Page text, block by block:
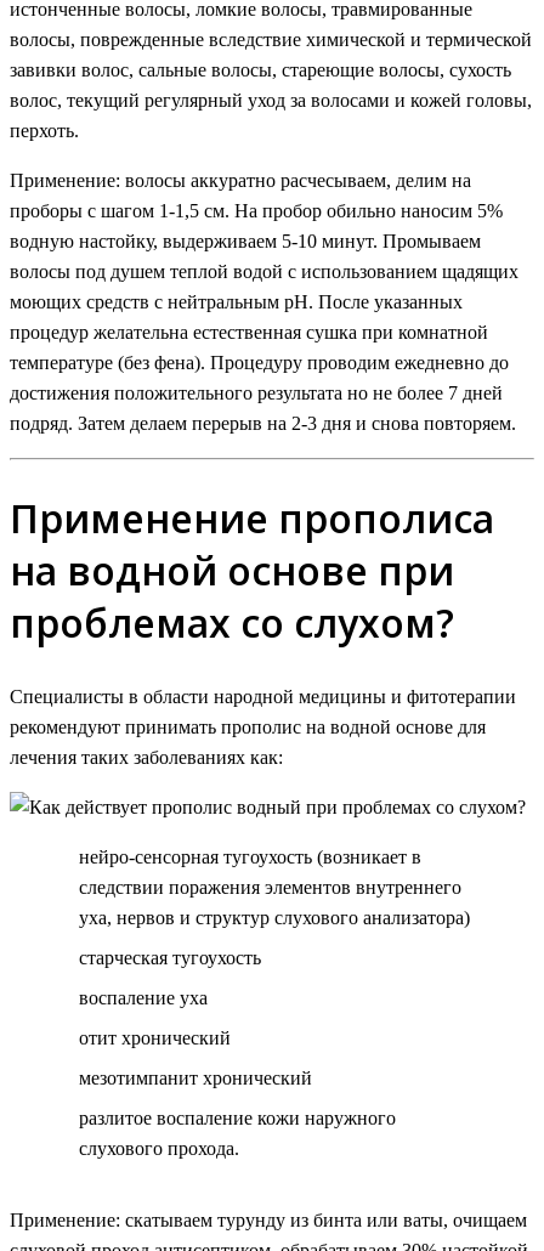
истонченные волосы, ломкие волосы, травмированные
волосы, поврежденные вследствие химической и термической
завивки волос, сальные волосы, стареющие волосы, сухость
волос, текущий регулярный уход за волосами и кожей головы,
перхоть.
Применение: волосы аккуратно расчесываем, делим на
проборы с шагом 1-1,5 см. На пробор обильно наносим 5%
водную настойку, выдерживаем 5-10 минут. Промываем
волосы под душем теплой водой с использованием щадящих
моющих средств с нейтральным pH. После указанных
процедур желательна естественная сушка при комнатной
температуре (без фена). Процедуру проводим ежедневно до
достижения положительного результата но не более 7 дней
подряд. Затем делаем перерыв на 2-3 дня и снова повторяем.
Применение прополиса
на водной основе при
проблемах со слухом?
Специалисты в области народной медицины и фитотерапии
рекомендуют принимать прополис на водной основе для
лечения таких заболеваниях как:
нейро-сенсорная тугоухость (возникает в
следствии поражения элементов внутреннего
уха, нервов и структур слухового анализатора)
старческая тугоухость
воспаление уха
отит хронический
мезотимпанит хронический
разлитое воспаление кожи наружного
слухового прохода.
Применение: скатываем турунду из бинта или ваты, очищаем